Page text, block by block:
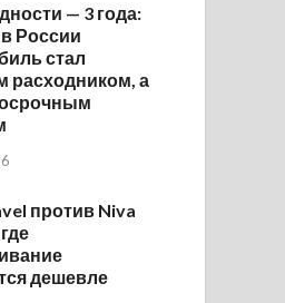
— 3 года:
России
стал
расходником, а
против Niva
дешевле